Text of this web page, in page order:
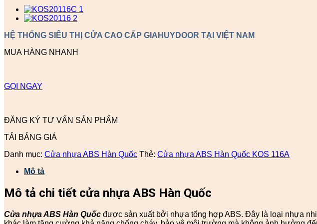
HỆ THỐNG SIÊU THỊ CỬA CAO CẤP GIAHUYDOOR TẠI VIỆT NAM
MUA HÀNG NHANH
GỌI NGAY
ĐĂNG KÝ TƯ VẤN SẢN PHẨM
TẢI BẢNG GIÁ
Danh mục: Cửa nhựa ABS Hàn Quốc Thẻ: Cửa nhựa ABS Hàn Quốc KOS 116A
Mô tả
Mô tả chi tiết cửa nhựa ABS Hàn Quốc
Cửa nhựa ABS Hàn Quốc được sản xuất bởi nhựa tổng hợp ABS. Đây là loại nhựa